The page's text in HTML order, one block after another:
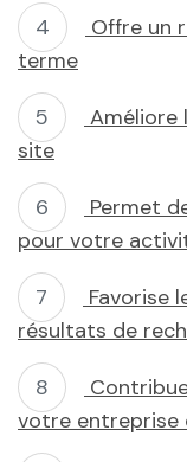
Offre un
terme
Améliore
site
Permet
pour votre
Favorise
résultats de
votre entreprise